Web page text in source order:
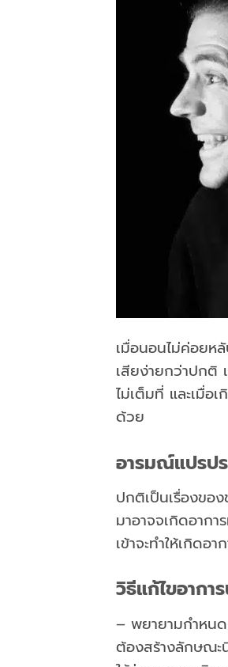
เมื่อนอนไม่ค่อยห
เสียง่ายกว่าปกติ
ไม่เต็มที่ และเมื่อ
ด้วย
อารมณ์แปรป
ปกติเป็นเรื่องขอ
มาอาจจเกิดอาก
เข้าจะทำให้เกิด
วิธีแก้ไขอากา
– พยายามกำหนด
ต้องสร้างลักษณะ